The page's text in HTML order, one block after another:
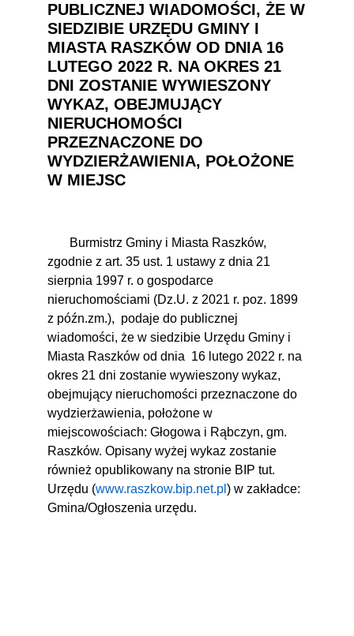
PUBLICZNEJ WIADOMOŚCI, ŻE W
SIEDZIBIE URZĘDU GMINY I
MIASTA RASZKÓW OD DNIA 16
LUTEGO 2022 R. NA OKRES 21
DNI ZOSTANIE WYWIESZONY
WYKAZ, OBEJMUJĄCY
NIERUCHOMOŚCI
PRZEZNACZONE DO
WYDZIERŻAWIENIA, POŁOŻONE
W MIEJSC
Burmistrz Gminy i Miasta Raszków,
zgodnie z art. 35 ust. 1 ustawy z dnia 21
sierpnia 1997 r. o gospodarce
nieruchomościami (Dz.U. z 2021 r. poz. 1899
z późn.zm.), podaje do publicznej
wiadomości, że w siedzibie Urzędu Gminy i
Miasta Raszków od dnia 16 lutego 2022 r. na
okres 21 dni zostanie wywieszony wykaz,
obejmujący nieruchomości przeznaczone do
wydzierżawienia, położone w
miejscowościach: Głogowa i Rąbczyn, gm.
Raszków. Opisany wyżej wykaz zostanie
również opublikowany na stronie BIP tut.
Urzędu (www.raszkow.bip.net.pl ) w zakładce:
Gmina/Ogłoszenia urzędu.